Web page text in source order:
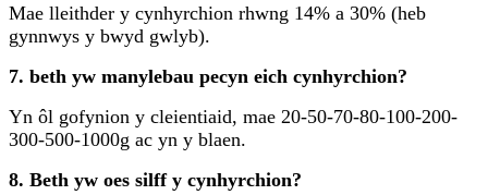
Mae lleithder y cynhyrchion rhwng 14% a 30% (heb
gynnwys y bwyd gwlyb).
7. beth yw manylebau pecyn eich cynhyrchion?
Yn ôl gofynion y cleientiaid, mae 20-50-70-80-100-200-
300-500-1000g ac yn y blaen.
8. Beth yw oes silff y cynhyrchion?